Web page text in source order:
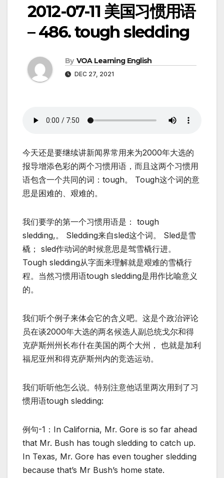
2012-07-11 美国习惯用语
– 486. tough sledding
By VOA Learning English
DEC 27, 2021
今天还是要继续讲新闻界常用来为2000年大选的
报导增添色彩的两个习惯用语，而且这两个习惯用
语包含一个共同的词：tough。 Tough这个词的意
思是困难的、艰难的。
我们要学的第一个习惯用语是： tough
sledding,。 Sledding来自sled这个词。 Sled是雪
橇； sled作动词的时候意思是驾雪橇行进。
Tough sledding从字面来理解就是艰难的雪橇行
程。当然习惯用语tough sledding是用作比喻意义
的。
我们听个例子来体会它的含义吧。这是个政治评论
员在谈2000年大选的两名候选人副总统戈尔和得
克萨斯州州长布什在美国的两个大州， 也就是加利
福尼亚州和得克萨斯州内的竞选运动。
我们听听他怎么说。特别注意他话里两次用到了习
惯用语tough sledding:
例句-1：In California, Mr. Gore is so far ahead
that Mr. Bush has tough sledding to catch up.
In Texas, Mr. Gore has even tougher sledding
because that’s Mr Bush’s home state.